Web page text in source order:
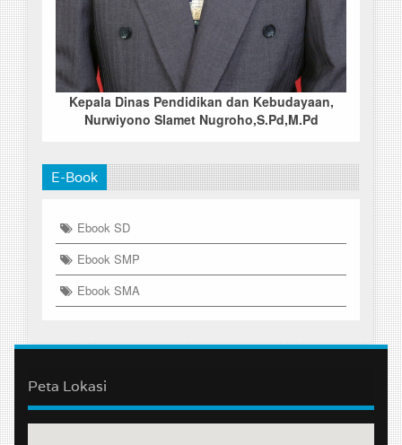
Kepala Dinas Pendidikan dan Kebudayaan,
Nurwiyono Slamet Nugroho,S.Pd,M.Pd
E-Book
Ebook SD
Ebook SMP
Ebook SMA
Peta Lokasi